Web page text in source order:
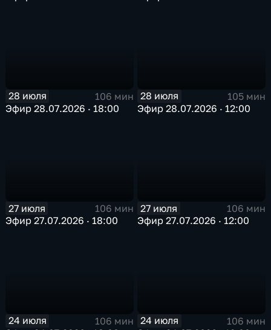
28 июля
106 мин
Эфир 28.07.2026 · 18:00
28 июля
105 мин
Эфир 28.07.2026 · 12:00
27 июля
106 мин
Эфир 27.07.2026 · 18:00
27 июля
106 мин
Эфир 27.07.2026 · 12:00
24 июля
106 мин
24 июля
106 мин